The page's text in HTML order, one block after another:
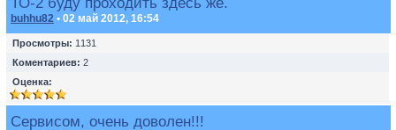
buhhu82 • 02 май 2012, 16:54
Просмотры: 1131
Коментариев: 2
Оценка:
Сервисом, очень доволен!!!